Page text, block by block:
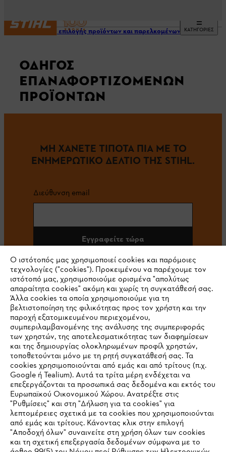
ΚΑΤΗΓΟΡΙΕΣ
Οδηγός επιλογής προϊόντων και παρελκομένων
ΟΔΗΓΟΣ
ΕΠΑΝΑΦΟΡΤΙΖΟΜΕΝΩΝ
ΠΡΟΪΟΝΤΩΝ
ΜΗ ΧΑΝΕΤΕ ΤΙΠΟΤΑ ΠΙΑ ΜΕ ΤΟ
ΕΝΗΜΕΡΩΤΙΚΟ ΔΕΛΤΙΟ ΤΗΣ STIHL.
Διεύθυνση email
Εγγραφείτε τώρα
#STIHL
Εταιρεία
STIHL Συχνές ερωτήσεις
Ο ιστότοπός μας χρησιμοποιεί cookies και παρόμοιες
τεχνολογίες ("cookies"). Προκειμένου να παρέχουμε τον
ιστότοπό μας, χρησιμοποιούμε ορισμένα "απολύτως
απαραίτητα cookies" ακόμη και χωρίς τη συγκατάθεσή σας.
Άλλα cookies τα οποία χρησιμοποιούμε για τη
βελτιστοποίηση της φιλικότητας προς τον χρήστη και την
παροχή εξατομικευμένου περιεχομένου,
συμπεριλαμβανομένης της ανάλυσης της συμπεριφοράς
των χρηστών, της αποτελεσματικότητας των διαφημίσεων
και της δημιουργίας ολοκληρωμένων προφίλ χρηστών,
τοποθετούνται μόνο με τη ρητή συγκατάθεσή σας. Τα
cookies χρησιμοποιούνται από εμάς και από τρίτους (π.χ.
Google ή Tealium). Αυτά τα τρίτα μέρη ενδέχεται να
επεξεργάζονται τα προσωπικά σας δεδομένα και εκτός του
Ευρωπαϊκού Οικονομικού Χώρου. Ανατρέξτε στις
"Ρυθμίσεις" και στη "Δήλωση για τα cookies" για
λεπτομέρειες σχετικά με τα cookies που χρησιμοποιούνται
από εμάς και τρίτους. Κάνοντας κλικ στην επιλογή
"Αποδοχή όλων" συναινείτε στη χρήση όλων των cookies
και τη σχετική επεξεργασία δεδομένων σύμφωνα με το